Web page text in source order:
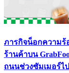
ภารกิจน็อกความร้
ร้านค้าบน
ถนนช่วงซัมเมอร์ไ